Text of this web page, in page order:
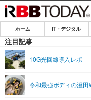
ホーム
IT・デジタル
SPEED TEST
エンタメ
ホーム IT・デジタル
注目記事
10G光回線導入レポ
令和最強ボディの澄